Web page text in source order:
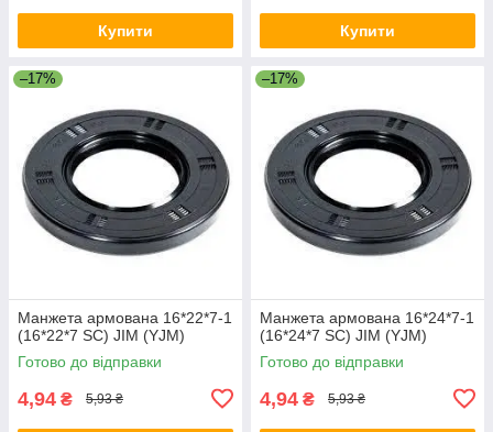
Купити Купити
–17%
Манжета армована 16*22*7-1
(16*22*7 SC) JIM (YJM)
Готово до відправки
4,94 ₴ 5,93 ₴
–17%
Манжета армована 16*24*7-1
(16*24*7 SC) JIM (YJM)
Готово до відправки
4,94 ₴ 5,93 ₴